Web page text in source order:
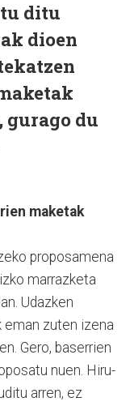
ditu
dioen
gurago du
maketak
proposamena
marrazketa
Udazken
eman zuten izena
Gero, baserrien
nuen. Hiru-
arren, ez